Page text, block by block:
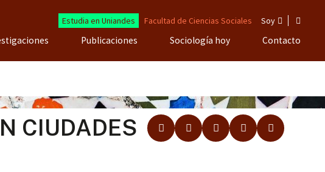
Estudia en Uniandes Facultad de Ciencias Sociales Soy
Publicaciones Sociología hoy Contacto
CIUDADES